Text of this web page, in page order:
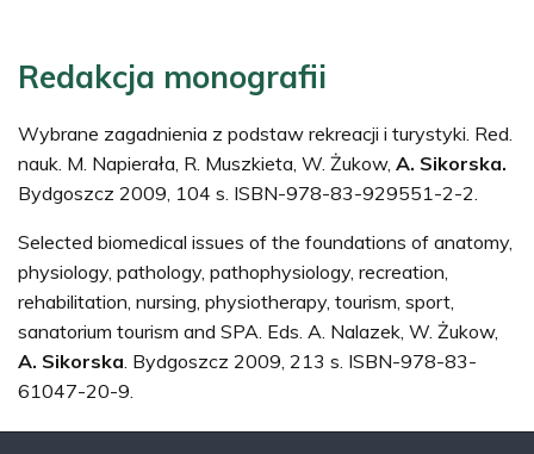
Redakcja monografii
Wybrane zagadnienia z podstaw rekreacji i turystyki. Red.
nauk. M. Napierała, R. Muszkieta, W. Żukow, A. Sikorska.
Bydgoszcz 2009, 104 s. ISBN-978-83-929551-2-2.
Selected biomedical issues of the foundations of anatomy,
physiology, pathology, pathophysiology, recreation,
rehabilitation, nursing, physiotherapy, tourism, sport,
sanatorium tourism and SPA. Eds. A. Nalazek, W. Żukow,
A. Sikorska . Bydgoszcz 2009, 213 s. ISBN-978-83-
61047-20-9.